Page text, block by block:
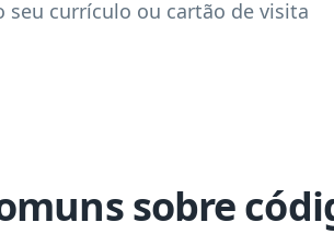
seu currículo ou cartão de visita
sobre